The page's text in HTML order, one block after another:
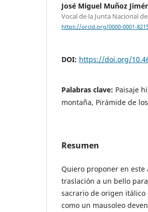
José Miguel Muñoz
Vocal de la Junta Nacional de
https://orcid.org/0000-0001-
DOI: https://doi.org/
Palabras clave: Paisaje
montaña, Pirámide de
Resumen
Quiero proponer en
traslación a un bello
sacrario de origen itálico
como un mausoleo